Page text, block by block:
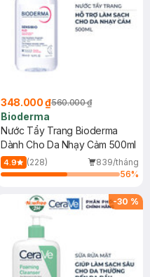
348.000 ₫560.000 ₫
Bioderma
Nước Tẩy Trang Bioderma
Dành Cho Da Nhạy Cảm 500ml
4.9 (228)
839/tháng
56%
-30 %